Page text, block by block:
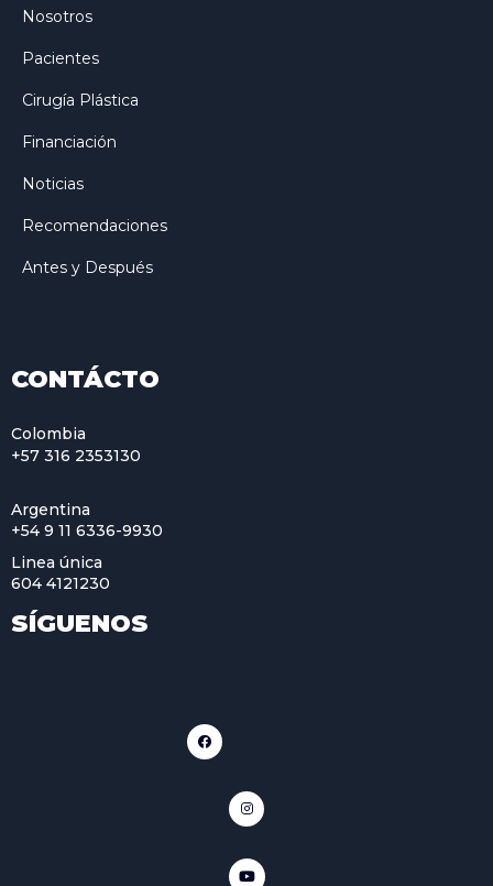
Nosotros
Pacientes
Cirugía Plástica
Financiación
Noticias
Recomendaciones
Antes y Después
CONTÁCTO
Colombia
+57 316 2353130
Argentina
+54 9 11 6336-9930
Linea única
604 4121230
SÍGUENOS